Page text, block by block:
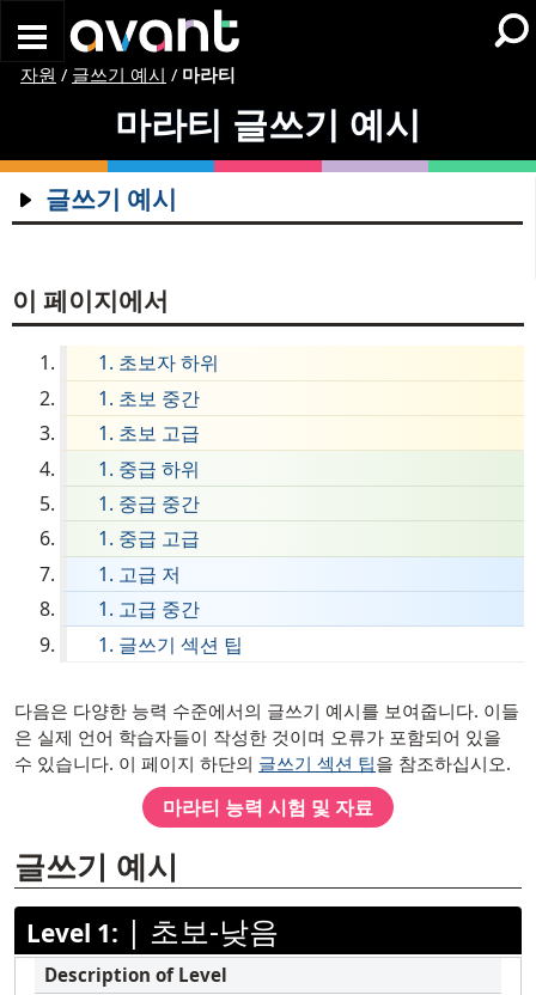
Skip to main content
자원 / 글쓰기 예시 / 마라티
마라티 글쓰기 예시
글쓰기 예시
아랍어
아르메니아어
Chin (Hakha)
Chinese (Simplified)
Chinese (Traditional)
추크어
체코
영어
필리핀어 (타갈로그어)
프랑스어
아이티 크리올어
히브리어
Hmong
Ilocano
이탈리아어
일본어
이 페이지에서
초보자 하위
초보 중간
초보 고급
중급 하위
중급 중간
중급 고급
고급 저
고급 중간
글쓰기 섹션 팁
[ snippet shortcode: Writing Examples Text ]
다음은 다양한 능력 수준에서의 글쓰기 예시를 보여줍니다. 이들
은 실제 언어 학습자들이 작성한 것이며 오류가 포함되어 있을
수 있습니다. 이 페이지 하단의 글쓰기 섹션 팁을 참조하십시오.
마라티 능력 시험 및 자료
글쓰기 예시
Level 1: | 초보-낮음